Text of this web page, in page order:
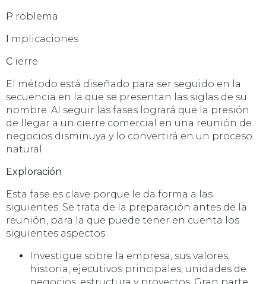
P roblema
I mplicaciones
C ierre
El método está diseñado para ser seguido en la
secuencia en la que se presentan las siglas de su
nombre. Al seguir las fases logrará que la presión
de llegar a un cierre comercial en una reunión de
negocios disminuya y lo convertirá en un proceso
natural.
Exploración
Esta fase es clave porque le da forma a las
siguientes. Se trata de la preparación antes de la
reunión, para la que puede tener en cuenta los
siguientes aspectos:
Investigue sobre la empresa, sus valores,
historia, ejecutivos principales, unidades de